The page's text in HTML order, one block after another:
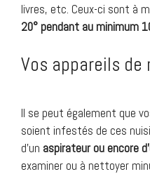
livres, etc. Ceux-ci sont à
20° pendant au minimum
Vos appareils de
Il se peut également que
soient infestés de ces
d’un aspirateur ou encore
examiner ou à nettoyer